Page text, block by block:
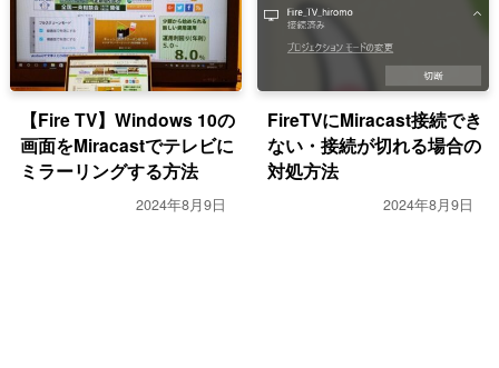
【Fire TV】Windows 10の
画面をMiracastでテレビに
ミラーリングする方法
2024年8月9日
FireTVにMiracast接続でき
ない・接続が切れる場合の
対処方法
2024年8月9日